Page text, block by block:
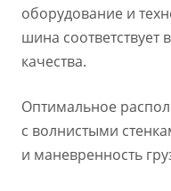
оборудование и
шина
качества.
Оптимальное
с волнистыми
и маневренность